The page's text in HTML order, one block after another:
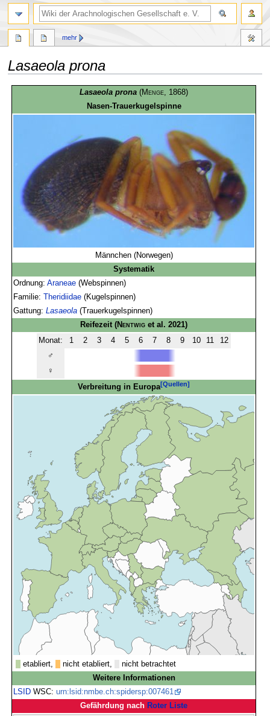
Lasaeola prona
springen
springen
Lasaeola prona (Menge , 1868)
Nasen-Trauerkugelspinne
Männchen (Norwegen)
Systematik
Ordnung:Araneae (Webspinnen)
Familie:Theridiidae (Kugelspinnen)
Gattung:Lasaeola (Trauerkugelspinnen)
Reifezeit(Nentwig et al. 2021)
Monat:
1 2 3 4 5 6 7 8 9 10 11
12
♂
♀
Verbreitung in Europa[Quellen]
etabliert, nicht etabliert,
nicht betrachtet
Weitere Informationen
LSID WSC:urn:lsid:nmbe.ch:spidersp:007461
Gefährdung nach Roter Liste
mehr